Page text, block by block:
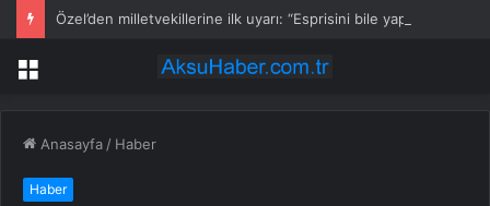
Menü
Anasayfa / Haber
Haber